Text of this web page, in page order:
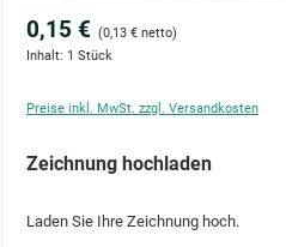
0,15 € (0,13 € netto)
Inhalt: 1 Stück
Preise inkl. MwSt. zzgl. Versandkosten
Zeichnung hochladen
Laden Sie Ihre Zeichnung hoch.